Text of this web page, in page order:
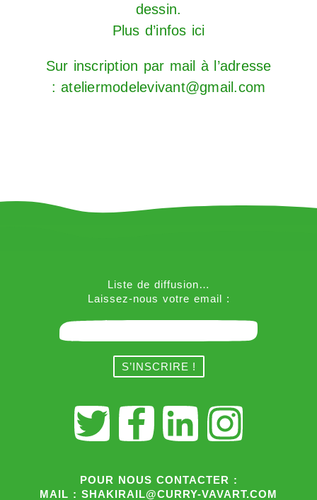
dessin.
Plus d’infos ici
Sur inscription par mail à l’adresse
: ateliermodelevivant@gmail.com
Liste de diffusion…
Laissez-nous votre email :
POUR NOUS CONTACTER :
MAIL : SHAKIRAIL@CURRY-VAVART.COM